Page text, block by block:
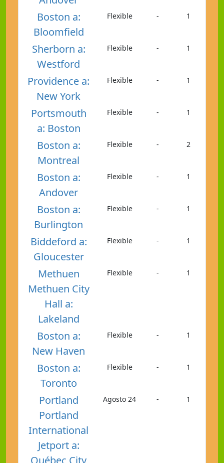
Boston a:
Bloomfield
Flexible - 1
Sherborn a:
Westford
Flexible - 1
Providence a:
New York
Flexible - 1
Portsmouth
a: Boston
Flexible - 1
Boston a:
Montreal
Flexible - 2
Boston a:
Andover
Flexible - 1
Boston a:
Burlington
Flexible - 1
Biddeford a:
Gloucester
Flexible - 1
Methuen
Methuen City
Hall a:
Lakeland
Flexible - 1
Boston a:
New Haven
Flexible - 1
Boston a:
Toronto
Flexible - 1
Portland
Portland
International
Jetport a:
Québec City
Agosto 24 - 1